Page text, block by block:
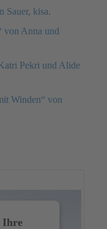
Sauer, kisa.
von Anna und
Pekri und Alide
Winden“ von
Ihre